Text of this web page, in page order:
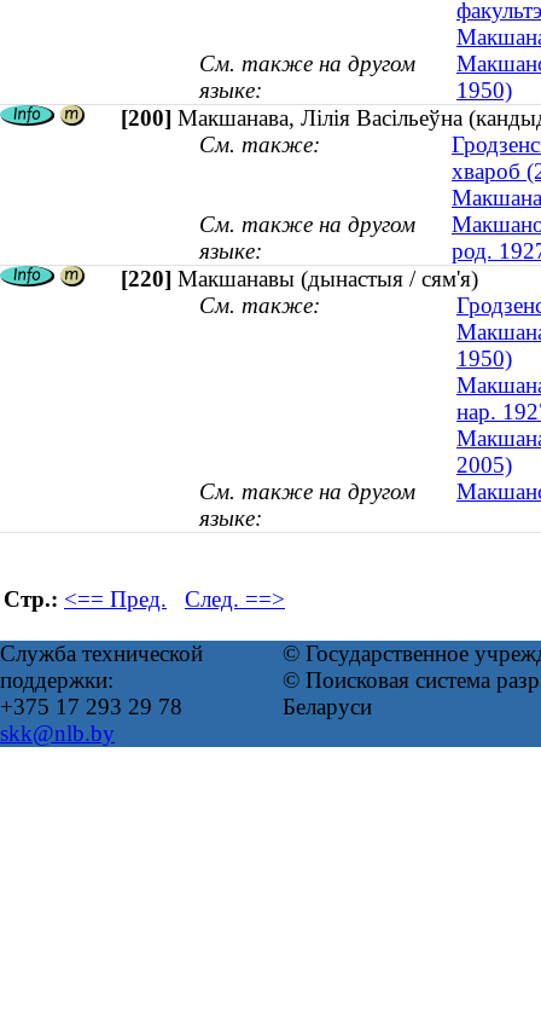
См. также на другом
языке:
1950)
[200] Макшанава, Лілія Васільеўна
См. также:
хвароб
См. также на другом
языке:
род.
[220] Макшанавы (дынастыя / сям'я)
См. также:
1950)
нар.
2005)
См. также на другом
языке:
Стр.: <== Пред. След. ==>
Служба технической
поддержки:
+375 17 293 29 78
skk@nlb.by
© Государственное
© Поисковая система
Беларуси